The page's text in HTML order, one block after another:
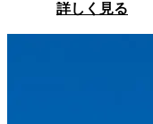
詳しく見る